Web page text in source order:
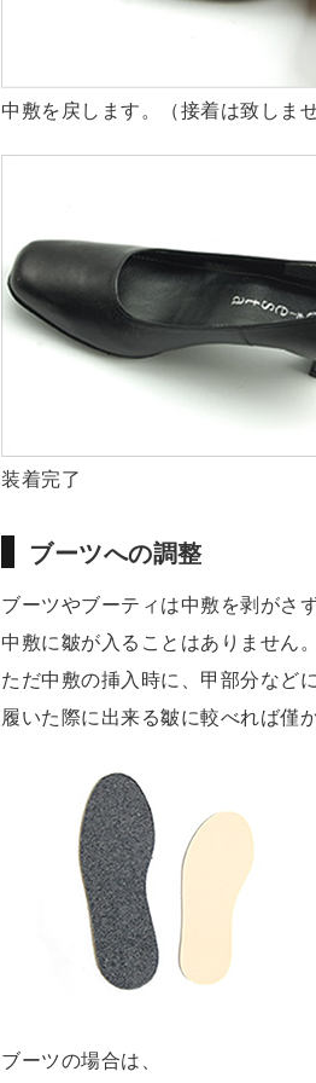
中敷を戻します。（接着は致しま
装着完了
ブーツへの調整
ブーツやブーティは中敷を剥がさ
中敷に皺が入ることはありません。
ただ中敷の挿入時に、甲部分など
履いた際に出来る皺に較べれば僅
ブーツの場合は、